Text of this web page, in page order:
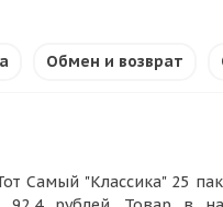
Обмен и возврат
Самый "Классика" 25